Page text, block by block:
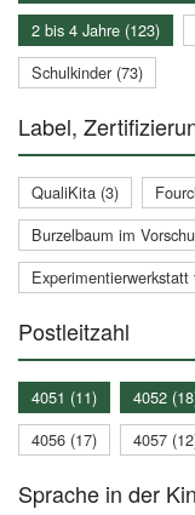
2 bis 4 Jahre (123)
Schulkinder (73)
Label,
QualiKita (3)
Burzelbaum im
Postleitzahl
4051 (11) 4052
4056 (17)
4057
Sprache in der